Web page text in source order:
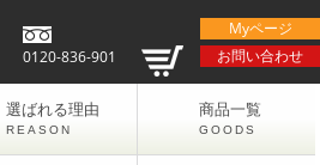
0120-836-901
Myページ
お問い合わせ
選ばれる理由
REASON
商品一覧
GOODS